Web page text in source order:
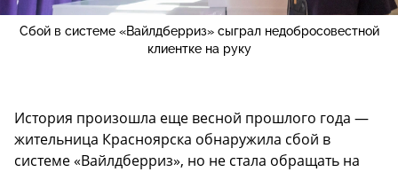
Сбой в системе «Вайлдберриз» сыграл недобросовестной
клиентке на руку
История произошла еще весной прошлого года —
жительница Красноярска обнаружила сбой в
системе «Вайлдберриз», но не стала обращать на